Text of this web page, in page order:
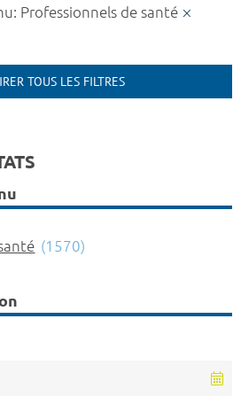
Professionnels de santé
TOUS LES FILTRES
(1570)